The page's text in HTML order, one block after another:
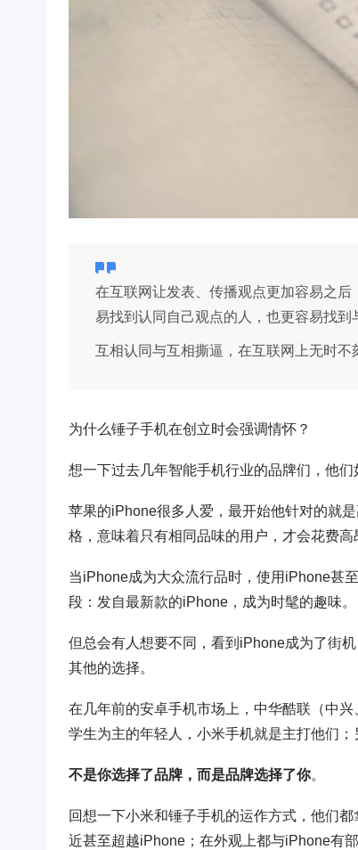
在互联网让发表、传播观点更加容易之
易找到认同自己观点的人，也更容易找到
互相认同与互相撕逼，在互联网上无时不
为什么锤子手机在创立时会强调情怀？
想一下过去几年智能手机行业的品牌们，他
苹果的iPhone很多人爱，最开始他针对的就
格，意味着只有相同品味的用户，才会花费高
当iPhone成为大众流行品时，使用iPhone甚
段：发自最新款的iPhone，成为时髦的趣味。
但总会有人想要不同，看到iPhone成为了街
其他的选择。
在几年前的安卓手机市场上，中华酷联（中
学生为主的年轻人，小米手机就是主打他们
不是你选择了品牌，而是品牌选择了你。
回想一下小米和锤子手机的运作方式，他们
近甚至超越iPhone；在外观上都与iPhone有